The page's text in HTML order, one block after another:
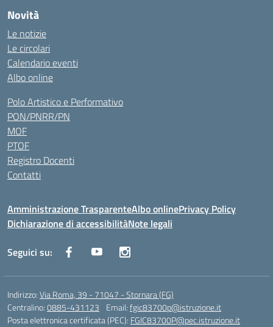
Novità
Le notizie
Le circolari
Calendario eventi
Albo online
Polo Artistico e Performativo
PON/PNRR/PN
MOF
PTOF
Registro Docenti
Contatti
Amministrazione TrasparenteAlbo onlinePrivacy Policy
Dichiarazione di accessibilitàNote legali
Seguici su:
Indirizzo:Via Roma, 39 - 71047 - Stornara (FG)
Centralino:0885-431123 Email:fgic83700p@istruzione.it
Posta elettronica certificata (PEC): FGIC83700P@pec.istruzione.it